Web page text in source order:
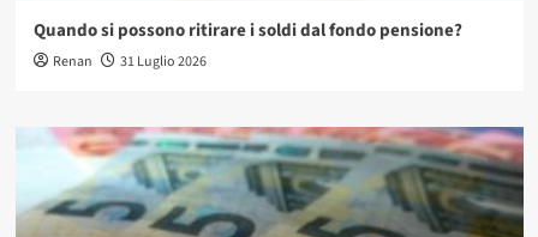
Quando si possono ritirare i soldi dal fondo pensione?
Renan 31 Luglio 2026